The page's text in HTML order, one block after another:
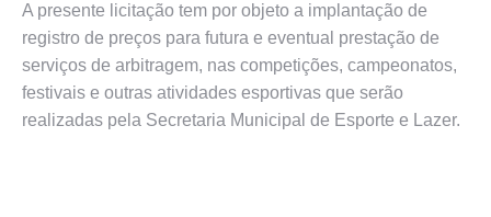
A presente licitação tem por objeto a implantação de
registro de preços para futura e eventual prestação de
serviços de arbitragem, nas competições, campeonatos,
festivais e outras atividades esportivas que serão
realizadas pela Secretaria Municipal de Esporte e Lazer.